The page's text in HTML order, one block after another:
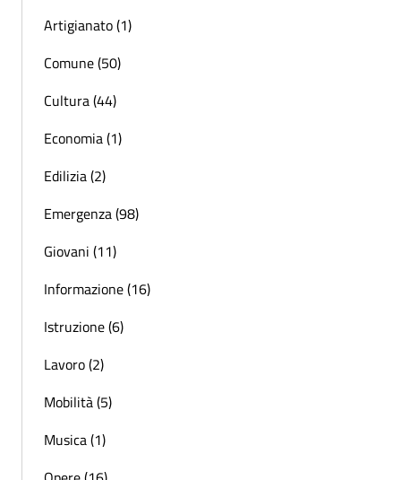
Artigianato (1)
Comune (50)
Cultura (44)
Economia (1)
Edilizia (2)
Emergenza (98)
Giovani (11)
Informazione (16)
Istruzione (6)
Lavoro (2)
Mobilità (5)
Musica (1)